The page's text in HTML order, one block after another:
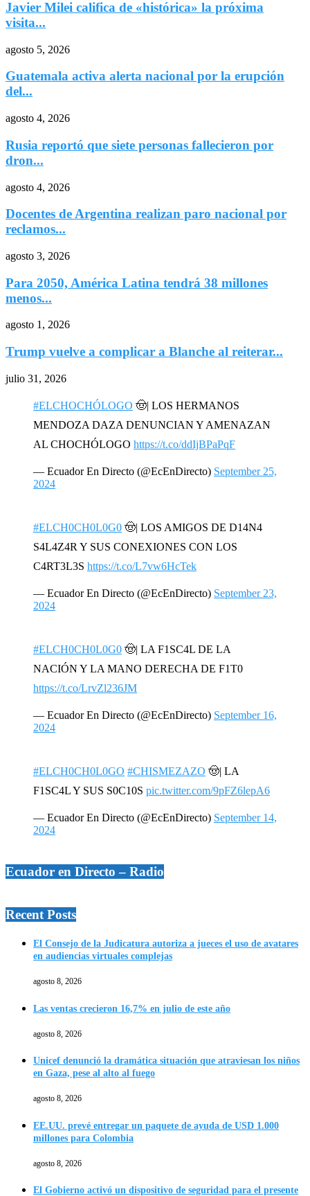
Javier Milei califica de «histórica» la próxima
visita...
agosto 5, 2026
Guatemala activa alerta nacional por la erupción
del...
agosto 4, 2026
Rusia reportó que siete personas fallecieron por
dron...
agosto 4, 2026
Docentes de Argentina realizan paro nacional por
reclamos...
agosto 3, 2026
Para 2050, América Latina tendrá 38 millones
menos...
agosto 1, 2026
Trump vuelve a complicar a Blanche al reiterar...
julio 31, 2026
#ELCHOCHÓLOGO 🤠| LOS HERMANOS
MENDOZA DAZA DENUNCIAN Y AMENAZAN
AL CHOCHÓLOGO https://t.co/ddIjBPaPqF
— Ecuador En Directo (@EcEnDirecto) September 25,
2024
#ELCH0CH0L0G0 🤠| LOS AMIGOS DE D14N4
S4L4Z4R Y SUS CONEXIONES CON LOS
C4RT3L3S https://t.co/L7vw6HcTek
— Ecuador En Directo (@EcEnDirecto) September 23,
2024
#ELCH0CH0L0G0 🤠| LA F1SC4L DE LA
NACIÓN Y LA MANO DERECHA DE F1T0
https://t.co/LrvZl236JM
— Ecuador En Directo (@EcEnDirecto) September 16,
2024
#ELCH0CH0L0GO #CHISMEZAZO 🤠| LA
F1SC4L Y SUS S0C10S pic.twitter.com/9pFZ6lepA6
— Ecuador En Directo (@EcEnDirecto) September 14,
2024
Ecuador en Directo – Radio
Recent Posts
El Consejo de la Judicatura autoriza a jueces el uso de avatares
en audiencias virtuales complejas
agosto 8, 2026
Las ventas crecieron 16,7% en julio de este año
agosto 8, 2026
Unicef denunció la dramática situación que atraviesan los niños
en Gaza, pese al alto al fuego
agosto 8, 2026
EE.UU. prevé entregar un paquete de ayuda de USD 1.000
millones para Colombia
agosto 8, 2026
El Gobierno activó un dispositivo de seguridad para el presente